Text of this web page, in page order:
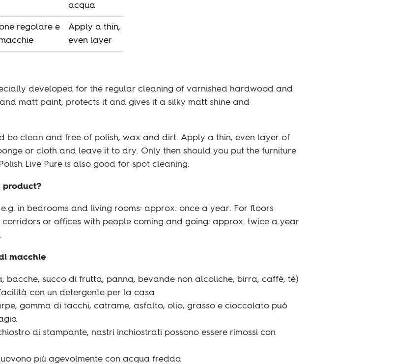
acqua
regolare e
Apply a thin,
even layer
developed for the regular cleaning of varnished hardwood and
matt paint, protects it and gives it a silky matt shine and
be clean and free of polish, wax and dirt. Apply a thin, even layer of
or cloth and leave it to dry. Only then should you put the furniture
Live Pure is also good for spot cleaning.
product?
in bedrooms and living rooms: approx. once a year. For ﬂoors
corridors or offices with people coming and going: approx. twice a year
macchie
bacche, succo di frutta, panna, bevande non alcoliche, birra, caffè, tè)
con un detergente per la casa
gomma di tacchi, catrame, asfalto, olio, grasso e cioccolato può
di stampante, nastri inchiostrati possono essere rimossi con
più agevolmente con acqua fredda